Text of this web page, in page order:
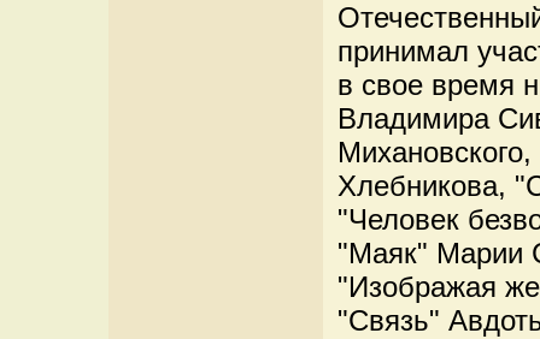
принимал
в свое время
Владимира
Хлебникова,
"Человек
"Маяк" Марии
"Изображая
"Связь"